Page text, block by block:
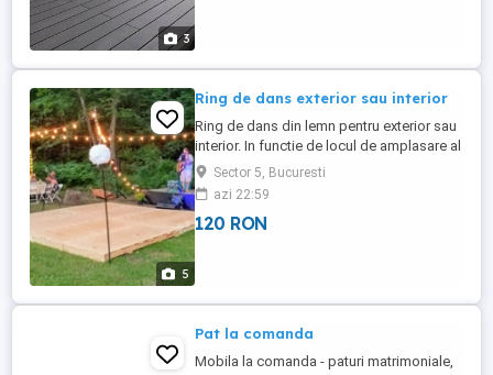
3
5
Ring de dans exterior sau interior
Ring de dans din lemn pentru exterior sau
interior. In functie de locul de amplasare al
ringului - pamant, nisip, ciment, etc, vom
putea face un calcul aproximativ. Pentru
detalii, nu ezitati sa ne contactati
telefonic.
Sector 5, Bucuresti
azi 22:59
120 RON
Pat la comanda
Mobila la comanda - paturi matrimoniale,